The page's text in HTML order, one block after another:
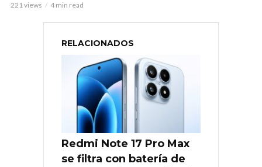
221 views 4 min read
RELACIONADOS
Redmi Note 17 Pro Max
se filtra con batería de